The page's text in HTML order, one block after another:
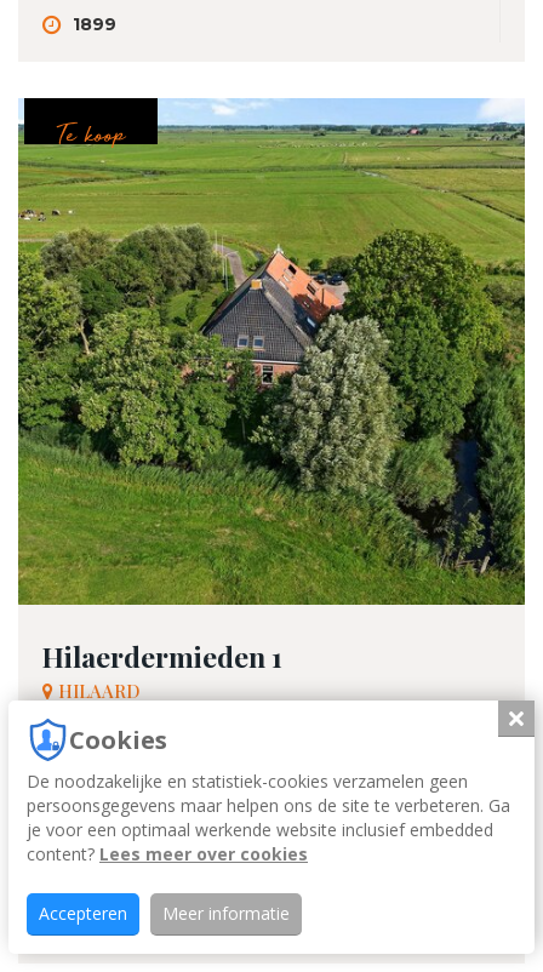
1899
Te koop
Hilaerdermieden 1
HILAARD
€ 995.000 k.k.
Wonen met karakter, ruimte en rust – een
uitzonderlijk royale woonboerderij in Hilaard, bij uitst...
Energie label B
Oppervlakte561 m²
1932
Cookies
De noodzakelijke en statistiek-cookies verzamelen geen
persoonsgegevens maar helpen ons de site te verbeteren. Ga
je voor een optimaal werkende website inclusief embedded
content? Lees meer over cookies
Accepteren Meer informatie